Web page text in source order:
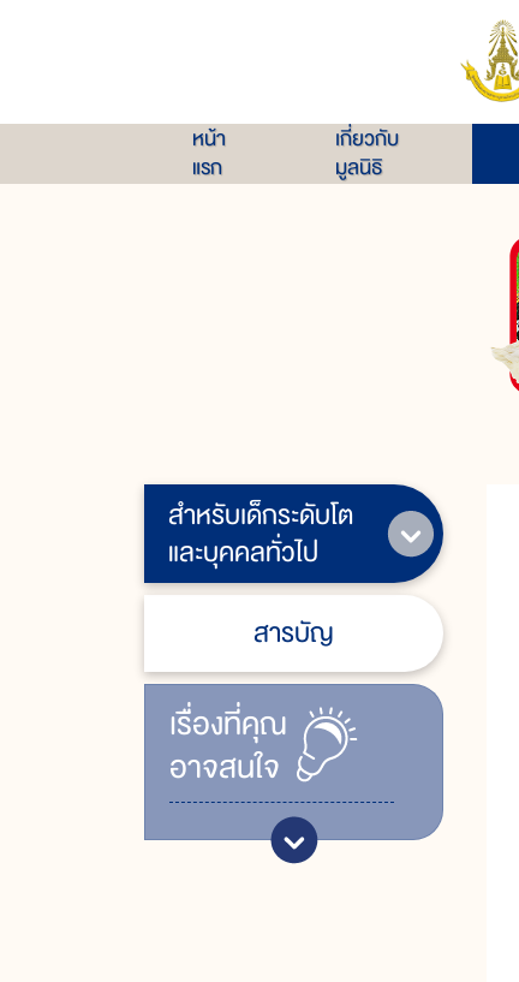
หน้า
แรก
เกี่ยวกับ
มูลนิธิ
สำหรับเด็กระดับโต
และบุคคลทั่วไป
สารบัญ
เรื่ิองที่คุณ
อาจสนใจ